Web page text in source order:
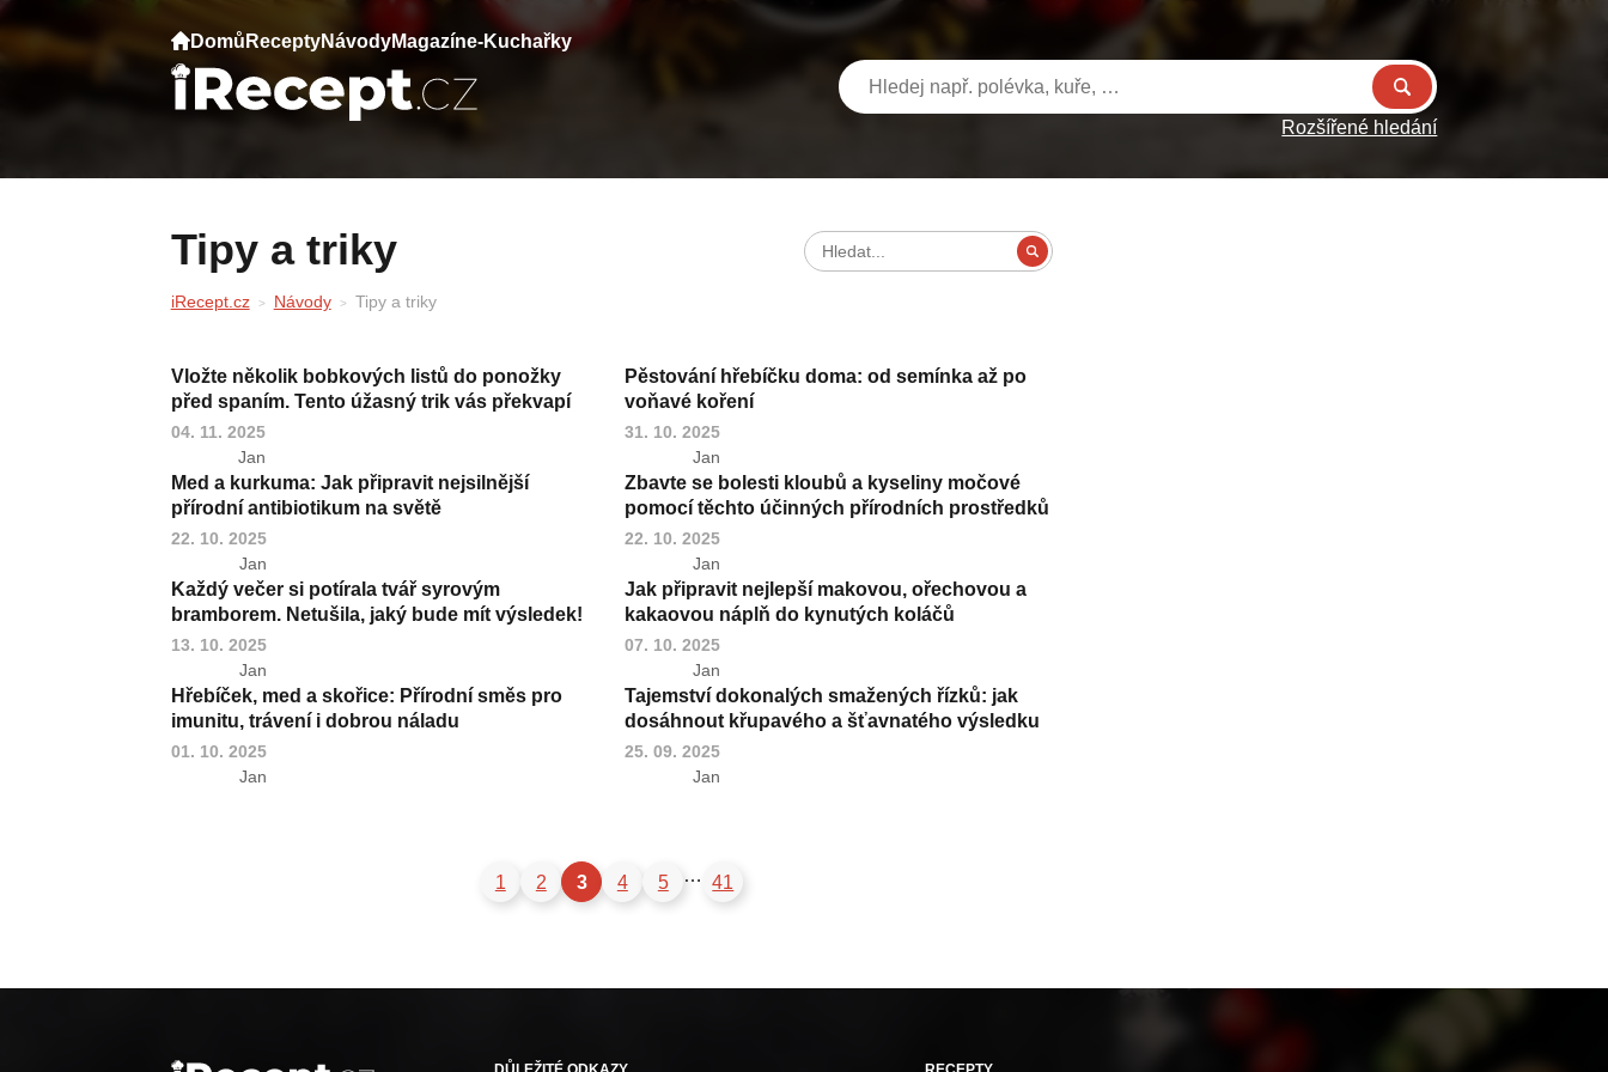
Domů ReceptyNávodyMagazíne-Kuchařky
Rozšířené hledání
Tipy a triky
iRecept.cz Návody Tipy a triky
Vložte několik bobkových listů do ponožky
před spaním. Tento úžasný trik vás překvapí
04. 11. 2025
Jan
Pěstování hřebíčku doma: od semínka až po
voňavé koření
31. 10. 2025
Jan
Med a kurkuma: Jak připravit nejsilnější
přírodní antibiotikum na světě
22. 10. 2025
Jan
Zbavte se bolesti kloubů a kyseliny močové
pomocí těchto účinných přírodních prostředků
22. 10. 2025
Jan
Každý večer si potírala tvář syrovým
bramborem. Netušila, jaký bude mít výsledek!
13. 10. 2025
Jan
Jak připravit nejlepší makovou, ořechovou a
kakaovou náplň do kynutých koláčů
07. 10. 2025
Jan
Hřebíček, med a skořice: Přírodní směs pro
imunitu, trávení i dobrou náladu
01. 10. 2025
Jan
Tajemství dokonalých smažených řízků: jak
dosáhnout křupavého a šťavnatého výsledku
25. 09. 2025
Jan
1 2 3 4 5 … 41